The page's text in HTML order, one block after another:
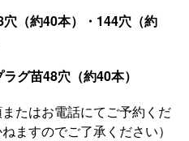
約40本）・144穴（約
苗48穴（約40本）
たはお電話にてご予約くだ
ますのでご了承ください）